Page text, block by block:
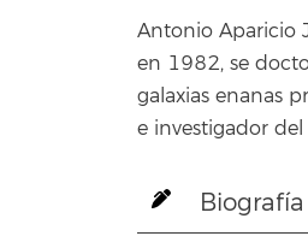
Antonio Aparicio
en 1982, se
galaxias enanas
e investigador
Biografía